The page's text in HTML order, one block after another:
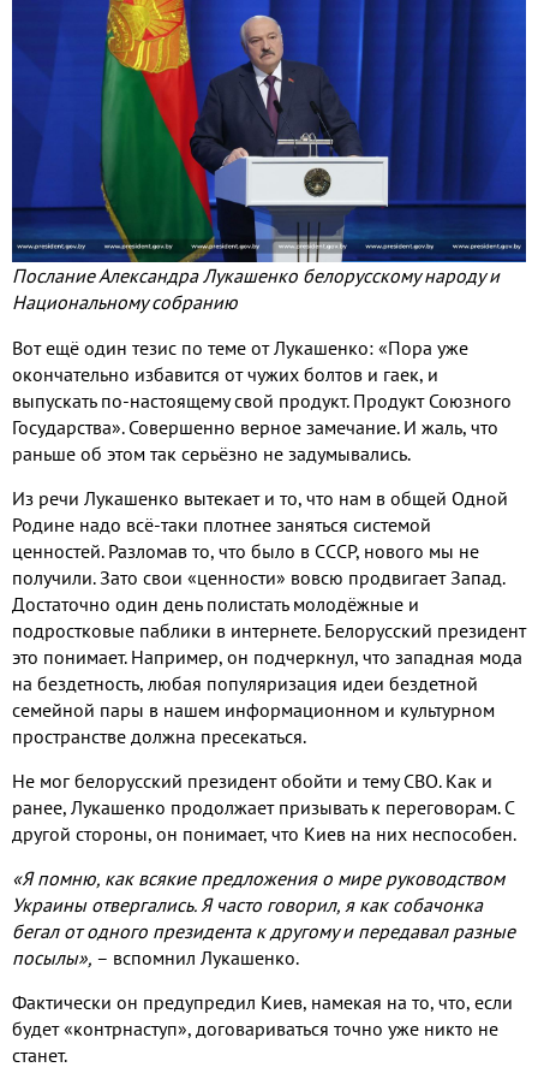
Послание Александра Лукашенко белорусскому народу и
Национальному собранию
Вот ещё один тезис по теме от Лукашенко: «Пора уже
окончательно избавится от чужих болтов и гаек, и
выпускать по-настоящему свой продукт. Продукт Союзного
Государства». Совершенно верное замечание. И жаль, что
раньше об этом так серьёзно не задумывались.
Из речи Лукашенко вытекает и то, что нам в общей Одной
Родине надо всё-таки плотнее заняться системой
ценностей. Разломав то, что было в СССР, нового мы не
получили. Зато свои «ценности» вовсю продвигает Запад.
Достаточно один день полистать молодёжные и
подростковые паблики в интернете. Белорусский президент
это понимает. Например, он подчеркнул, что западная мода
на бездетность, любая популяризация идеи бездетной
семейной пары в нашем информационном и культурном
пространстве должна пресекаться.
Не мог белорусский президент обойти и тему СВО. Как и
ранее, Лукашенко продолжает призывать к переговорам. С
другой стороны, он понимает, что Киев на них неспособен.
«Я помню, как всякие предложения о мире руководством
Украины отвергались. Я часто говорил, я как собачонка
бегал от одного президента к другому и передавал разные
посылы», – вспомнил Лукашенко.
Фактически он предупредил Киев, намекая на то, что, если
будет «контрнаступ», договариваться точно уже никто не
станет.